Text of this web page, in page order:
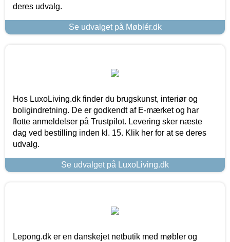
deres udvalg.
Se udvalget på Møblér.dk
Hos LuxoLiving.dk finder du brugskunst, interiør og
boligindretning. De er godkendt af E-mærket og har
flotte anmeldelser på Trustpilot. Levering sker næste
dag ved bestilling inden kl. 15. Klik her for at se deres
udvalg.
Se udvalget på LuxoLiving.dk
Lepong.dk er en danskejet netbutik med møbler og